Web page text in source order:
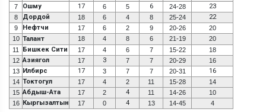
7
Ошму 17 6 5 6 24-28 23
8 Дордой 18 6 4 8 25-24 22
9 Нефтчи 17 6 2 9 20-26
20
10 Талант 18 4 8 6 21-19
20
11
Бишкек Сити 17 4 6 7 15-22
18
12 Азиягол 17 3 7 7 20-29
16
13 Илбирс 17 3 7 7 20-31 16
14 Токтогул 17 4 2 11 15-28
14
15 Абдыш-Ата 17 2 4 11 14-26
10
16 Кыргызалтын 17 0 4 13 14-45 4